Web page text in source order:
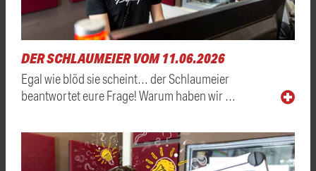
DER SCHLAUMEIER VOM 11.06.2026
Egal wie blöd sie scheint… der Schlaumeier
beantwortet eure Frage! Warum haben wir …